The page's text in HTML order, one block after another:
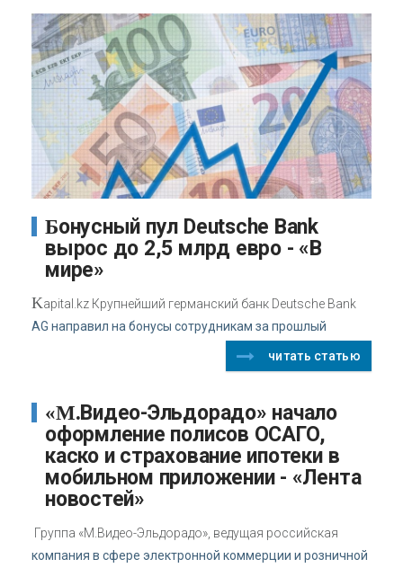
Бонусный пул Deutsche Bank
вырос до 2,5 млрд евро - «В
мире»
Kapital.kz Крупнейший германский банк Deutsche Bank
AG направил на бонусы сотрудникам за прошлый
читать статью
«М.Видео-Эльдорадо» начало
оформление полисов ОСАГО,
каско и страхование ипотеки в
мобильном приложении - «Лента
новостей»
Группа «М.Видео-Эльдорадо», ведущая российская
компания в сфере электронной коммерции и розничной